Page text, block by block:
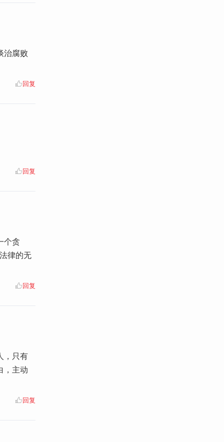
治腐败
回复
回复
个贪
律的无
回复
，只有
，主动
回复